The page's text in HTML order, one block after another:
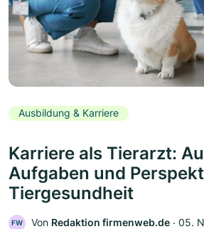
Ausbildung & Karriere
Karriere als Tierarzt:
Aufgaben und
Tiergesundheit
FW Von Redaktion firmenweb.de ‧ 05.